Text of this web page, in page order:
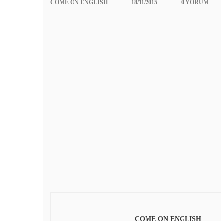
COME ON ENGLISH
18/11/2015
0 YORUM
COME ON ENGLISH